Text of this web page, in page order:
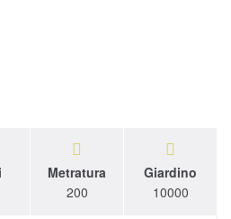
Metratura
200
Giardino
10000